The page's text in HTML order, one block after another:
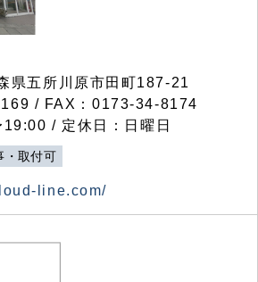
五所川原市田町187-21
/ FAX：0173-34-8174
/ 定休日：日曜日
・取付可
line.com/